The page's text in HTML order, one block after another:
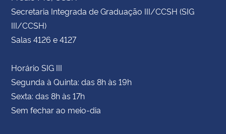
Secretaria Integrada de Graduação III/CCSH (SIG
III/CCSH)
Salas 4126 e 4127
Horário SIG III
Segunda à Quinta: das 8h às 19h
Sexta: das 8h às 17h
Sem fechar ao meio-dia